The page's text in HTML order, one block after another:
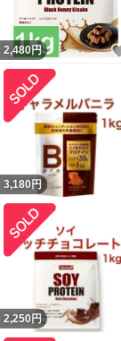
2,480円
3,180 円
2,250 円